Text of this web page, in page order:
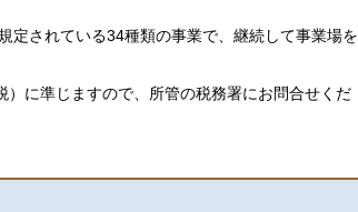
されている34種類の事業で、継続して事業場を
に準じますので、所管の税務署にお問合せくだ